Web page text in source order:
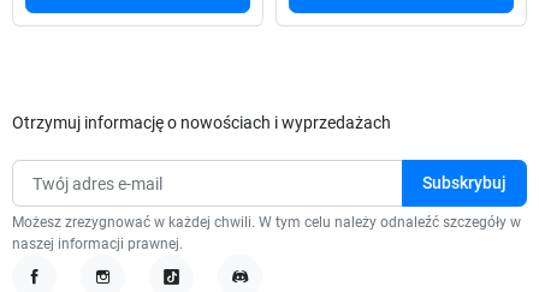
Otrzymuj informację o nowościach i wyprzedażach
Możesz zrezygnować w każdej chwili. W tym celu należy odnaleźć szczegóły w
naszej informacji prawnej.